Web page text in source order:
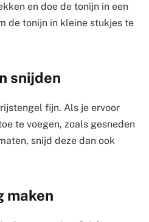
en doe de tonijn in een
de tonijn in kleine stukjes te
snijden
fijn. Als je ervoor
te voegen, zoals gesneden
snijd deze dan ook
maken